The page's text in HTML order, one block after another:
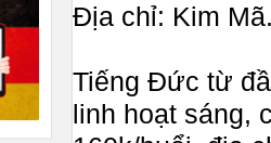
Địa chỉ: Kim
Tiếng Đức từ
linh hoạt sáng,